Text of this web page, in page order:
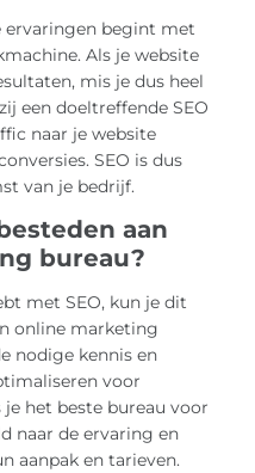
ervaringen begint met
Als je website
mis je dus heel
een doeltreffende SEO
naar je website
SEO is dus
van je bedrijf.
aan
bureau?
met SEO, kun je dit
online marketing
nodige kennis en
voor
je het beste bureau voor
naar de ervaring en
aanpak en tarieven.